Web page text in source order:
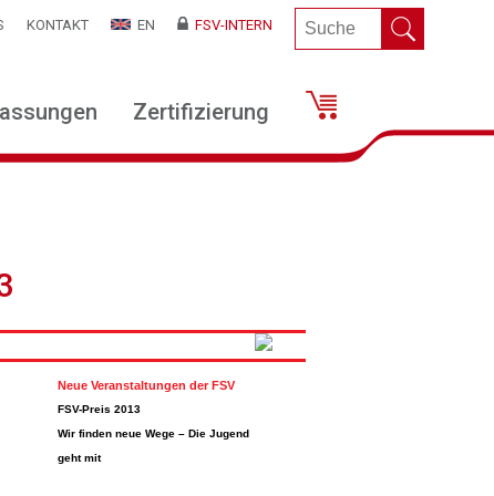
KONTAKT EN FSV-INTERN
Zertifizierung
Neue Veranstaltungen der FSV
FSV-Preis 2013
Wir finden neue Wege – Die Jugend
geht mit